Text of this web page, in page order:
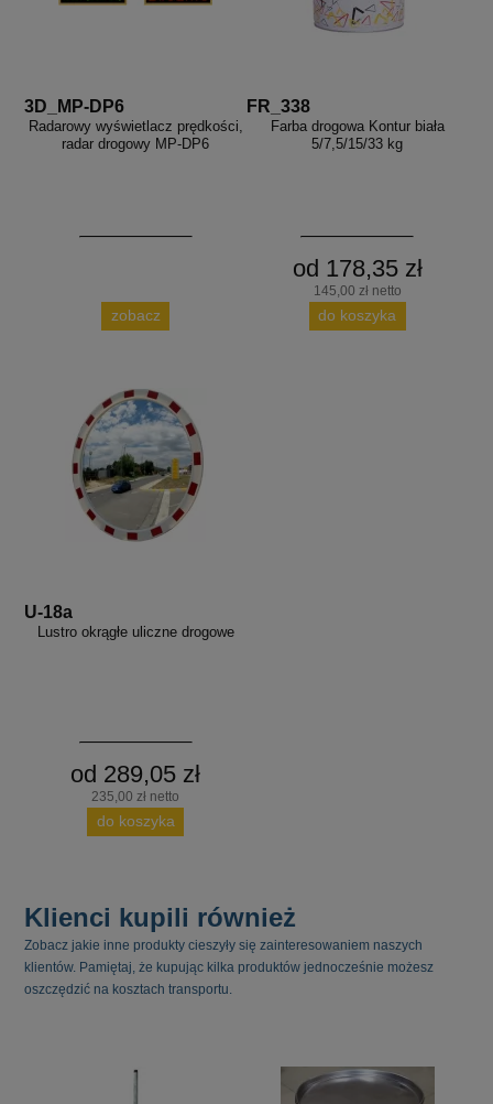
3D_MP-DP6
Radarowy wyświetlacz prędkości,
radar drogowy MP-DP6
zobacz
FR_338
Farba drogowa Kontur biała
5/7,5/15/33 kg
od 178,35 zł
145,00 zł netto
do koszyka
U-18a
Lustro okrągłe uliczne drogowe
od 289,05 zł
235,00 zł netto
do koszyka
Klienci kupili również
Zobacz jakie inne produkty cieszyły się zainteresowaniem naszych
klientów. Pamiętaj, że kupując kilka produktów jednocześnie możesz
oszczędzić na kosztach transportu.